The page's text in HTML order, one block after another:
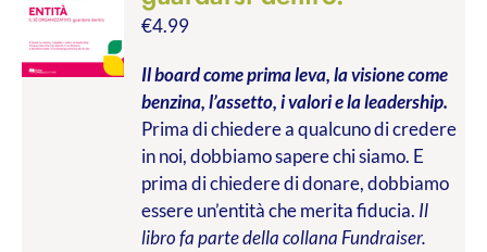
€4.99
Il board come prima leva, la visione come
benzina, l’assetto, i valori e la leadership.
Prima di chiedere a qualcuno di credere
in noi, dobbiamo sapere chi siamo. E
prima di chiedere di donare, dobbiamo
essere un’entità che merita fiducia. Il
libro fa parte della collana Fundraiser.